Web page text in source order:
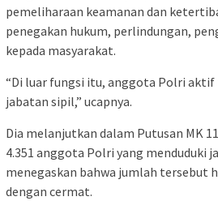
pemeliharaan keamanan dan
penegakan hukum, perlindungan,
kepada masyarakat.
“Di luar fungsi itu, anggota Polri
jabatan sipil,” ucapnya.
Dia melanjutkan dalam Putusan MK
4.351 anggota Polri yang menduduki
menegaskan bahwa jumlah tersebut
dengan cermat.